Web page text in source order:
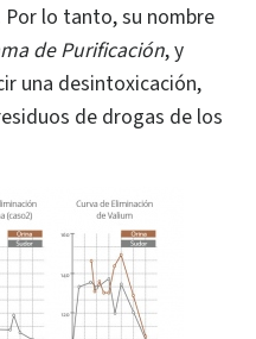
Por lo tanto, su nombre
de Purificación, y
una desintoxicación,
de drogas de los